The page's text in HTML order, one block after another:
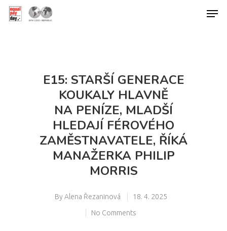
E15: STARŠÍ GENERACE
KOUKALY HLAVNĚ
NA PENÍZE, MLADŠÍ
HLEDAJÍ FÉROVÉHO
ZAMĚSTNAVATELE, ŘÍKÁ
MANAŽERKA PHILIP
MORRIS
By Alena Řezaninová
18. 4. 2025
No Comments